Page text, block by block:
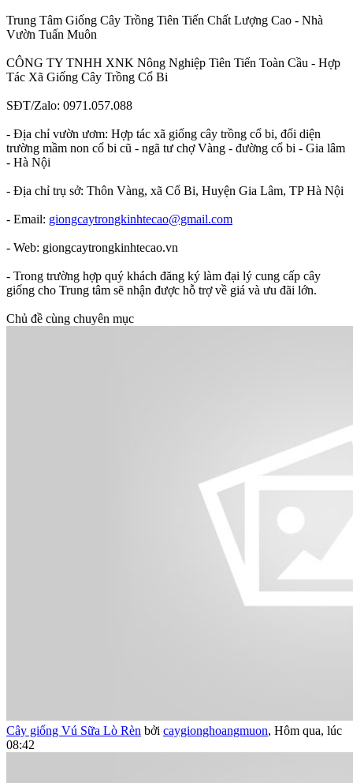
Trung Tâm Giống Cây Trồng Tiên Tiến Chất Lượng Cao - Nhà
Vườn Tuấn Muôn
CÔNG TY TNHH XNK Nông Nghiệp Tiên Tiến Toàn Cầu - Hợp
Tác Xã Giống Cây Trồng Cổ Bi
SĐT/Zalo: 0971.057.088
- Địa chỉ vườn ươm: Hợp tác xã giống cây trồng cổ bi, đối diện
trường mầm non cổ bi cũ - ngã tư chợ Vàng - đường cổ bi - Gia lâm
- Hà Nội
- Địa chỉ trụ sở: Thôn Vàng, xã Cổ Bi, Huyện Gia Lâm, TP Hà Nội
- Email: giongcaytrongkinhtecao@gmail.com
- Web: giongcaytrongkinhtecao.vn
- Trong trường hợp quý khách đăng ký làm đại lý cung cấp cây
giống cho Trung tâm sẽ nhận được hỗ trợ về giá và ưu đãi lớn.
Chủ đề cùng chuyên mục
Cây giống Vú Sữa Lò Rèn bởi caygionghoangmuon, Hôm qua, lúc
08:42